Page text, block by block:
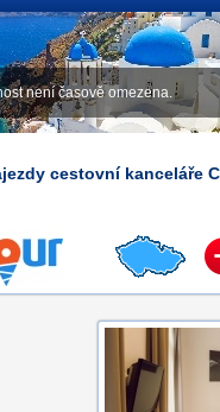
není časově omezena.
cestovní kanceláře